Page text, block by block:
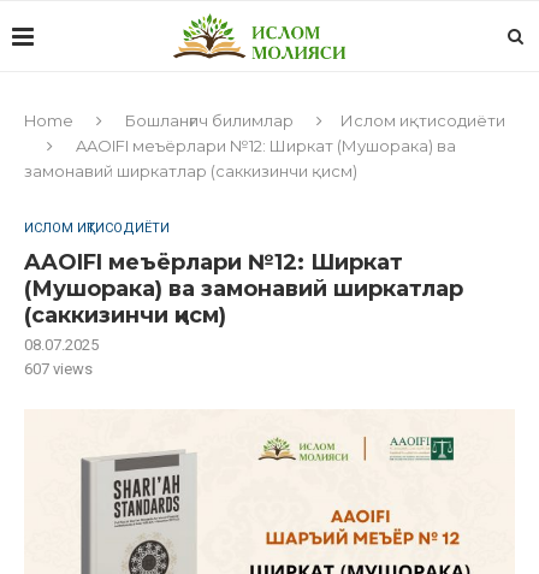
Home Бошланғич билимлар
Ислом иқтисодиёти
AAOIFI меъёрлари №12: Ширкат (Мушорака) ва
замонавий ширкатлар (саккизинчи қисм)
ИСЛОМ ИҚТИСОДИЁТИ
AAOIFI меъёрлари №12: Ширкат
(Мушорака) ва замонавий ширкатлар
(саккизинчи қисм)
08.07.2025
607 views